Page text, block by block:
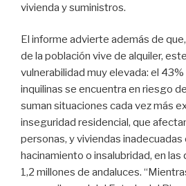
vivienda y suministros.
El informe advierte además de
de la población vive de alquiler,
vulnerabilidad muy elevada: el
inquilinas se encuentra en riesgo
suman situaciones cada vez más
inseguridad residencial, que
personas, y viviendas
hacinamiento o insalubridad, en
1,2 millones de andaluces.